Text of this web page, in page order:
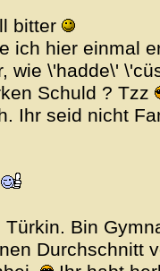
bitter
ich hier einmal
wie \'hadde\'
Schuld ? Tzz
Ihr seid nicht
Türkin. Bin
Durchschnitt